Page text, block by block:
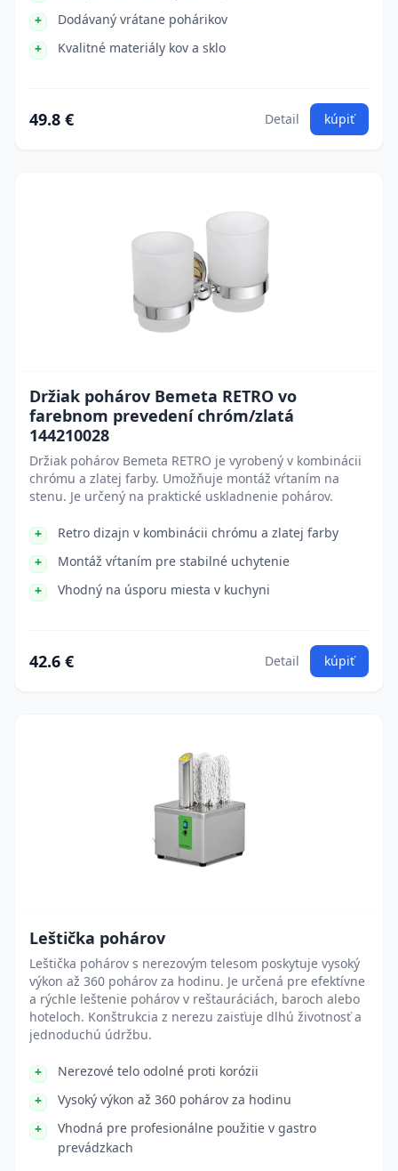
Dodávaný vrátane pohárikov
Kvalitné materiály kov a sklo
49.8 € Detail kúpiť
Držiak pohárov Bemeta RETRO vo
farebnom prevedení chróm/zlatá
144210028
Držiak pohárov Bemeta RETRO je vyrobený v kombinácii
chrómu a zlatej farby. Umožňuje montáž vŕtaním na
stenu. Je určený na praktické uskladnenie pohárov.
Retro dizajn v kombinácii chrómu a zlatej farby
Montáž vŕtaním pre stabilné uchytenie
Vhodný na úsporu miesta v kuchyni
42.6 € Detail kúpiť
Leštička pohárov
Leštička pohárov s nerezovým telesom poskytuje vysoký
výkon až 360 pohárov za hodinu. Je určená pre efektívne
a rýchle leštenie pohárov v reštauráciách, baroch alebo
hoteloch. Konštrukcia z nerezu zaisťuje dlhú životnosť a
jednoduchú údržbu.
Nerezové telo odolné proti korózii
Vysoký výkon až 360 pohárov za hodinu
Vhodná pre profesionálne použitie v gastro
prevádzkach